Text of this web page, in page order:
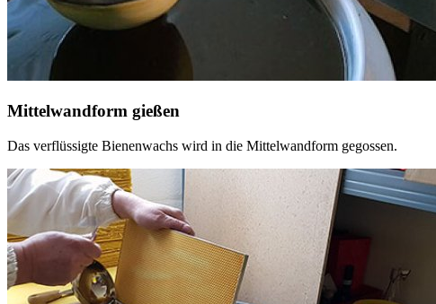
Mittelwandform gießen
Das verflüssigte Bienenwachs wird in die Mittelwandform gegossen.